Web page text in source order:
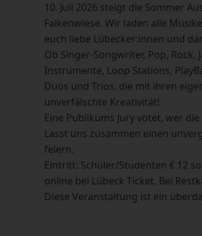
10. Juli 2026 steigt die Sommer
Falkenwiese. Wir laden alle
euch liebe Lübecker:innen und
Ob Singer-Songwriter, Pop,
Instrumente, Loop Stations,
Duos und Trios, die mit ihren
unverfälschte Kreativität!
Eine Publikums Jury votet, wer
Lasst uns zusammen einen
feiern.
Eintritt: Schüler/Studenten € 12
online bei Lübeck Ticket. Bei
Diese Veranstaltung ist ein